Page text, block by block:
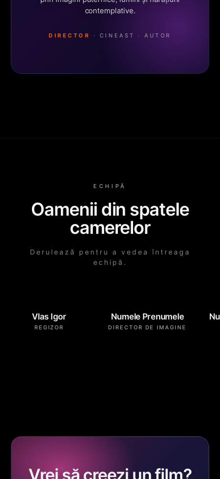
contemplative.
DIRECTOR · CINEAST · AUTOR
ECHIPĂ
Oamenii din spatele
camerelor
Derulează pentru a vedea întreaga
echipă.
Vlas Igor
REGIZOR
Numele Prenumele
DIRECTOR DE IMAGINE
Vrei să creezi un film?